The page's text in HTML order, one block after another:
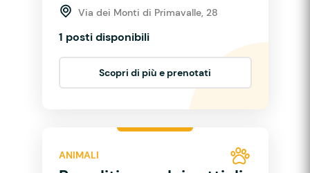
Via dei Monti di Primavalle, 28
1 posti disponibili
Scopri di più e prenotati
ANIMALI